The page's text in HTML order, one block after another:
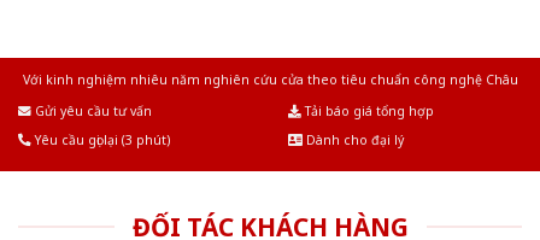
Với kinh nghiệm nhiêu năm nghiên cứu cửa theo tiêu chuẩn công nghệ Châu
Gửi yêu cầu tư vấn
Tải báo giá tổng hợp
Yêu cầu gọi lại (3 phút)
Dành cho đại lý
ĐỐI TÁC KHÁCH HÀNG